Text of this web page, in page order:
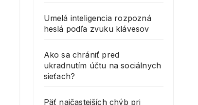
Umelá inteligencia rozpozná
heslá podľa zvuku klávesov
Ako sa chrániť pred
ukradnutím účtu na sociálnych
sieťach?
Päť najčastejších chýb pri